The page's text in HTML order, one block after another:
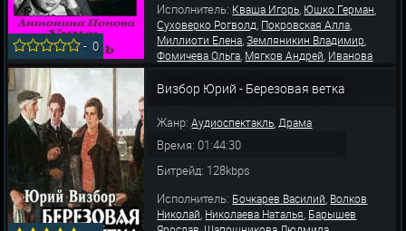
-0
Исполнитель: Кваша Игорь, Юшко Герман,
Суховерко Рогволд, Покровская Алла,
Миллиоти Елена,Земляникин Владимир,
Фомичева Ольга, Мягков Андрей, Иванова
Визбор Юрий - Березовая ветка
Жанр:Аудиоспектакль,Драма
Время: 01:44:30
Битрейд: 128kbps
Исполнитель: Бочкарев Василий, Волков
Николай, Николаева Наталья, Барышев